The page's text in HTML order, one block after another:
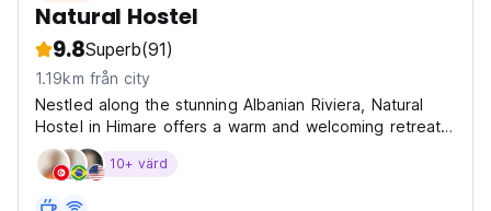
Natural Hostel
9.8Superb(91)
1.19km från city
Nestled along the stunning Albanian Riviera, Natural
Hostel in Himare offers a warm and welcoming retreat
for travelers seeking authenticity, nature, and a sense
of community. Surrounded by olive groves, mountain
10+ värd